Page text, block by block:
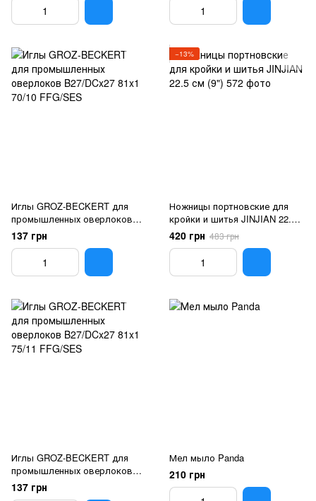
Иглы GROZ-BECKERT для
промышленных оверлоков
B27/DCx27 81x1 70/10
FFG/SES
137 грн
−13%
Ножницы портновские для
кройки и шитья JINJIAN 22.5
см (9")
420 грн 483 грн
Иглы GROZ-BECKERT для
промышленных оверлоков
B27/DCx27 81x1 75/11
FFG/SES
137 грн
Мел мыло Panda
210 грн